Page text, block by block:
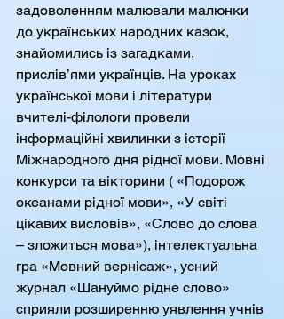
задоволенням малювали малюнки
до українських народних казок,
знайомились із загадками,
прислів’ями українців. На уроках
української мови і літератури
вчителі-філологи провели
інформаційні хвилинки з історії
Міжнародного дня рідної мови. Мовні
конкурси та вікторини ( «Подорож
океанами рідної мови», «У світі
цікавих висловів», «Слово до слова
– зложиться мова»), інтелектуальна
гра «Мовний вернісаж», усний
журнал «Шануймо рідне слово»
сприяли розширенню уявлення учнів